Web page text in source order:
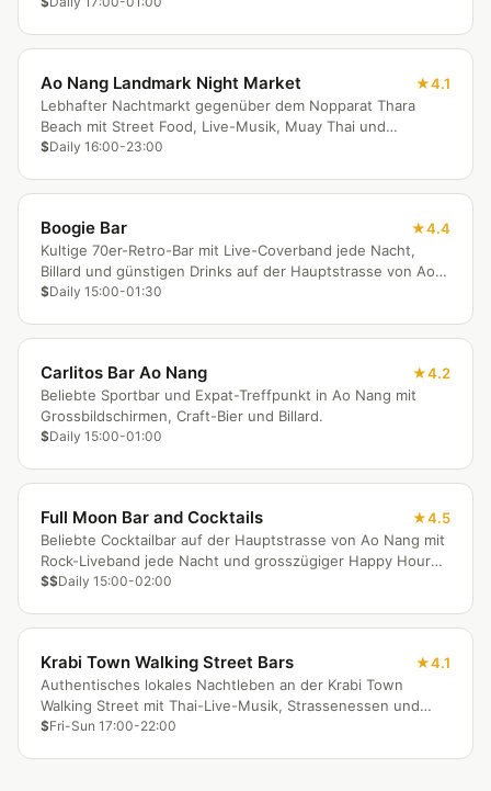
Ao Nang Landmark Night Market
4.1
Lebhafter Nachtmarkt gegenüber dem Nopparat Thara
Beach mit Street Food, Live-Musik, Muay Thai und
familienfreundlicher Unterhaltung.
$Daily 16:00-23:00
Boogie Bar
4.4
Kultige 70er-Retro-Bar mit Live-Coverband jede Nacht,
Billard und günstigen Drinks auf der Hauptstrasse von Ao
Nang.
$Daily 15:00-01:30
Carlitos Bar Ao Nang
4.2
Beliebte Sportbar und Expat-Treffpunkt in Ao Nang mit
Grossbildschirmen, Craft-Bier und Billard.
$Daily 15:00-01:00
Full Moon Bar and Cocktails
4.5
Beliebte Cocktailbar auf der Hauptstrasse von Ao Nang mit
Rock-Liveband jede Nacht und grosszügiger Happy Hour
bis 20:30 Uhr.
$$Daily 15:00-02:00
Krabi Town Walking Street Bars
4.1
Authentisches lokales Nachtleben an der Krabi Town
Walking Street mit Thai-Live-Musik, Strassenessen und
lokaler Atmosphäre.
$Fri-Sun 17:00-22:00